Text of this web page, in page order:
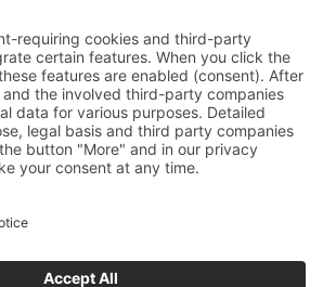
requiring cookies and third-party
certain features. When you click the
features are enabled (consent).
we and the involved third-party
personal data for various purposes.
under the button "More" and in our